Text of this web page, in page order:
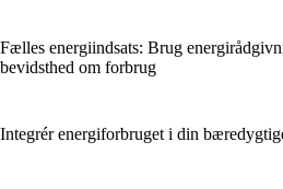
Fælles energiindsats: Brug
bevidsthed om forbrug
Integrér energiforbruget i din